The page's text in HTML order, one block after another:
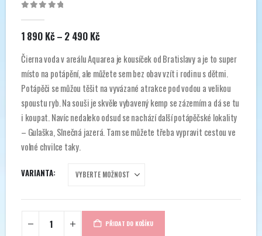
1 890 Kč– 2 490 KčRozpětí
cen:
1
890 Kč
až
2
490 Kč
Čierna voda v areálu Aquarea je kousíček od Bratislavy a je to super
místo na potápění, ale můžete sem bez obav vzít i rodinu s dětmi.
Potápěči se můžou těšit na vyvázané atrakce pod vodou a velikou
spoustu ryb. Na souši je skvěle vybavený kemp se zázemím a dá se tu
i koupat. Navíc nedaleko odsud se nachází další potápěčské lokality
– Gulaška, Slnečná jazerá. Tam se můžete třeba vypravit cestou ve
volné chvilce taky.
VARIANTA
PŘIDAT DO KOŠÍKU